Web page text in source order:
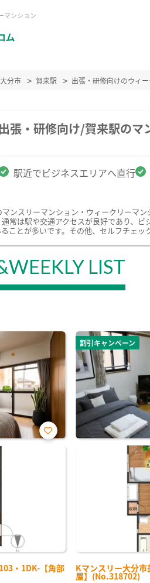
マンション
大分市 賀来駅 出張・研修向けのウィ
出張・研修向け/賀来駅のマ
駅近でビジネスエリアへ直行
ンスリーマンション・ウィークリーマ
常は駅や交通アクセスが良好であり、
ことが多いです。その他、セルフチェ
LIST
・1DK-【角部
お気
割引キャンペーン
Kマンスリー大分
屋】(No.318702)